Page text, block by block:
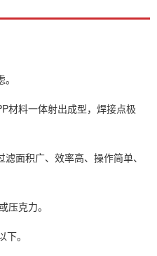
料一体射出成型，焊接点极
面积广、效率高、操作简单、
克力。
。